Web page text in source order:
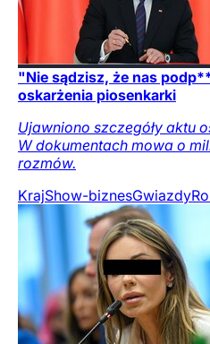
"Nie sądzisz, że nas
oskarżenia piosenkarki
Ujawniono szczegóły aktu
W dokumentach mowa o
rozmów.
KrajShow-biznesGwiazdy